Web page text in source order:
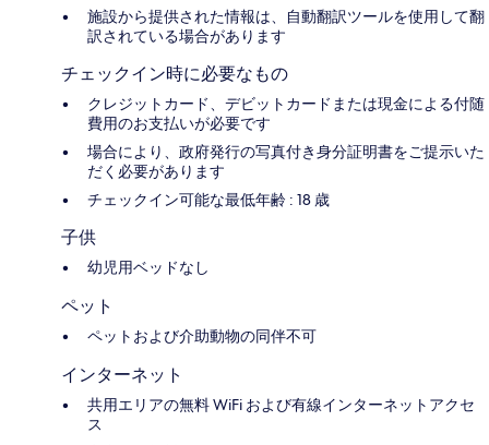
施設から提供された情報は、自動翻訳ツールを使用して翻
訳されている場合があります
チェックイン時に必要なもの
クレジットカード、デビットカードまたは現金による付随
費用のお支払いが必要です
場合により、政府発行の写真付き身分証明書をご提示いた
だく必要があります
チェックイン可能な最低年齢 : 18 歳
子供
幼児用ベッドなし
ペット
ペットおよび介助動物の同伴不可
インターネット
共用エリアの無料 WiFi および有線インターネットアクセ
ス